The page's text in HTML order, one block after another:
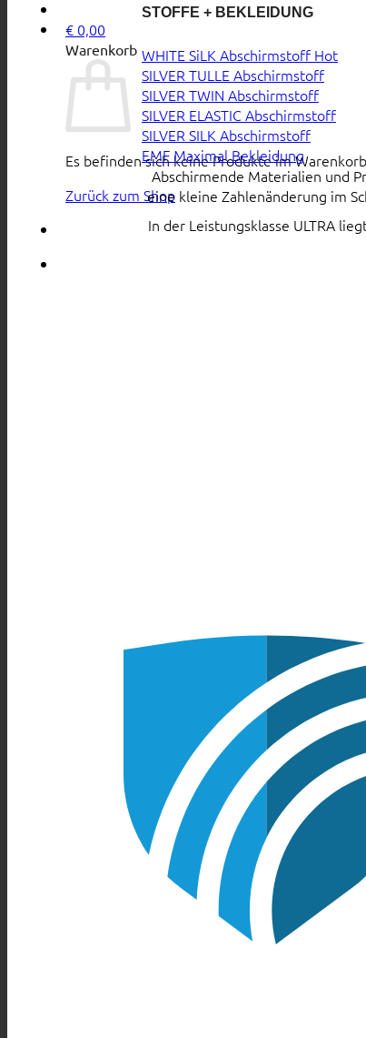
€ 0,00
Warenkorb
Es befinden sich keine Produkte im
Zurück zum Shop
STOFFE + BEKLEIDUNG
WHITE SiLK Abschirmstoff
SILVER TULLE Abschirmstoff
SILVER TWIN Abschirmstoff
SILVER ELASTIC Abschirmstoff
SILVER SILK Abschirmstoff
EMF Maximal Bekleidung
Abschirmende Materialien und
eine kleine Zahlenänderung im
In der Leistungsklasse ULTRA